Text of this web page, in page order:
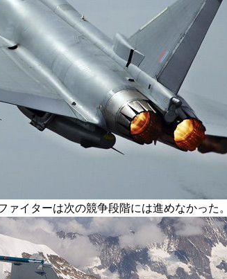
ァイターは次の競争段階には進めなかった。